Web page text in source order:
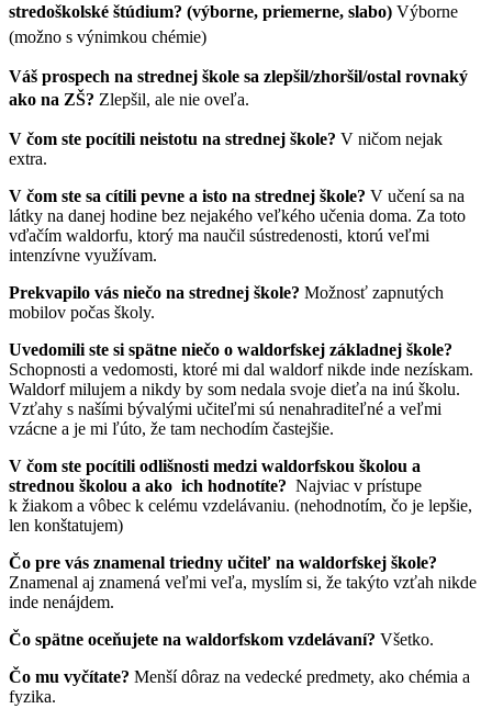
stredoškolské štúdium? (výborne, priemerne, slabo) Výborne
(možno s výnimkou chémie)
Váš prospech na strednej škole sa zlepšil/zhoršil/ostal rovnaký
ako na ZŠ? Zlepšil, ale nie oveľa.
V čom ste pocítili neistotu na strednej škole? V ničom nejak
extra.
V čom ste sa cítili pevne a isto na strednej škole? V učení sa na
látky na danej hodine bez nejakého veľkého učenia doma. Za toto
vďačím waldorfu, ktorý ma naučil sústredenosti, ktorú veľmi
intenzívne využívam.
Prekvapilo vás niečo na strednej škole? Možnosť zapnutých
mobilov počas školy.
Uvedomili ste si spätne niečo o waldorfskej základnej škole?
Schopnosti a vedomosti, ktoré mi dal waldorf nikde inde nezískam.
Waldorf milujem a nikdy by som nedala svoje dieťa na inú školu.
Vzťahy s našími bývalými učiteľmi sú nenahraditeľné a veľmi
vzácne a je mi ľúto, že tam nechodím častejšie.
V čom ste pocítili odlišnosti medzi waldorfskou školou a
strednou školou a ako ich hodnotíte? Najviac v prístupe
k žiakom a vôbec k celému vzdelávaniu. (nehodnotím, čo je lepšie,
len konštatujem)
Čo pre vás znamenal triedny učiteľ na waldorfskej škole?
Znamenal aj znamená veľmi veľa, myslím si, že takýto vzťah nikde
inde nenájdem.
Čo spätne oceňujete na waldorfskom vzdelávaní? Všetko.
Čo mu vyčítate? Menší dôraz na vedecké predmety, ako chémia a
fyzika.